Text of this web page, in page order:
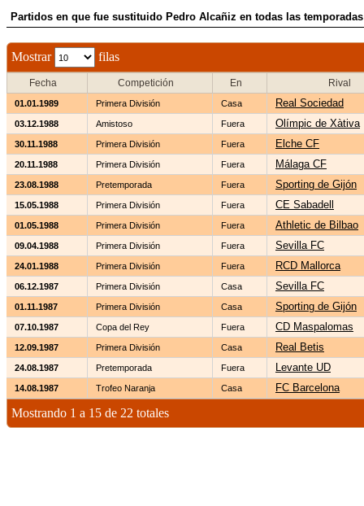
Partidos en que fue sustituido Pedro Alcañiz en todas las temporadas
Mostrar filas
Fecha Competición En Rival
01.01.1989 Primera División Casa Real Sociedad
03.12.1988 Amistoso Fuera Olímpic de Xàtiva
30.11.1988 Primera División Fuera Elche CF
20.11.1988 Primera División Fuera Málaga CF
23.08.1988 Pretemporada Fuera Sporting de Gijón
15.05.1988 Primera División Fuera CE Sabadell
01.05.1988 Primera División Fuera Athletic de Bilbao
09.04.1988 Primera División Fuera Sevilla FC
24.01.1988 Primera División Fuera RCD Mallorca
06.12.1987 Primera División Casa Sevilla FC
01.11.1987 Primera División Casa Sporting de Gijón
07.10.1987 Copa del Rey Fuera CD Maspalomas
12.09.1987 Primera División Casa Real Betis
24.08.1987 Pretemporada Fuera Levante UD
14.08.1987 Trofeo Naranja Casa FC Barcelona
Mostrando 1 a 15 de 22 totales